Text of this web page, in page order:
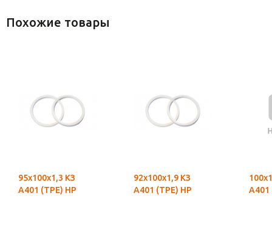
Похожие товары
95х100х1,3 КЗ
А401 (ТРЕ) НР
92х100х1,9 КЗ
А401 (ТРЕ) НР
А401